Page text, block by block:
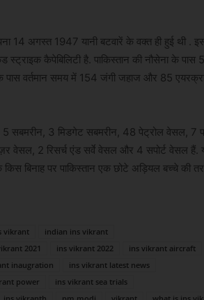
14 अगस्त 1947 यानी बटवारें के वक्त ही हुई थी .
स्ट्राइक कैपेबिलिटी है. पाकिस्तान की नौसेना के पास
पास वर्तमान समय में 154 जंगी जहाज और 85
5 सबमरीन, 3 मिडगेट सबमरीन, 48 पेट्रोल वेसल,
वेसल, 2 रिसर्च एंड सर्वे वेसल और 4 सपोर्ट वेसल
बिनाह पर पाकिस्तान एक छोटे अड़ियल बच्चे की
vikrant
indian ins vikrant
2021 ins vikrant 2022
ins vikrant aircraft
inaugration
ins vikrant latest news
power
ins vikrant sea trials